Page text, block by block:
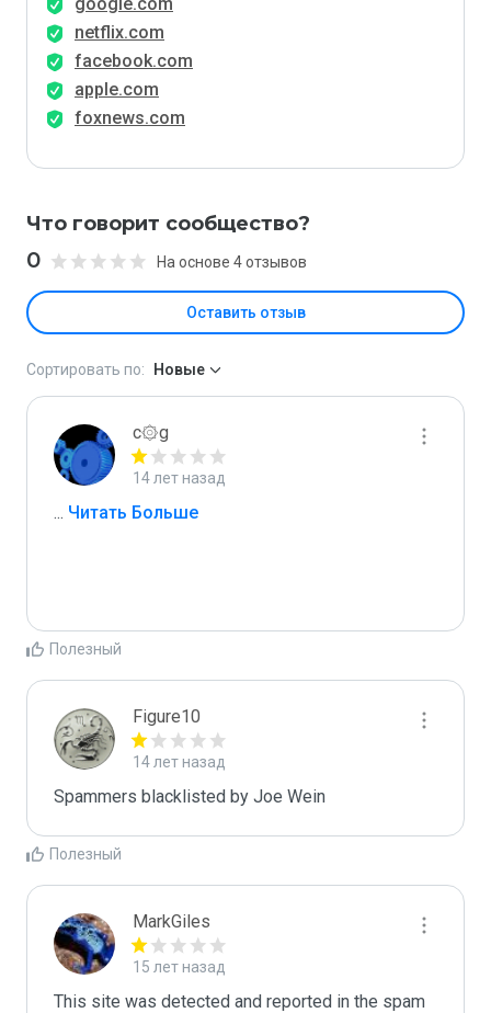
netflix.com
facebook.com
apple.com
foxnews.com
Что говорит сообщество?
0 На основе 4 отзывов
Оставить отзыв
Сортировать по: Новые
c۞g
14 лет назад
... Читать Больше
Полезный
Figure10
14 лет назад
Spammers blacklisted by Joe Wein
Полезный
MarkGiles
15 лет назад
This site was detected and reported in the spam